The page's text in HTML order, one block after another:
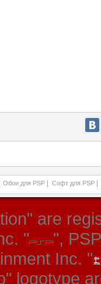
Обои для PSP Софт для PSP
are
"
",
Inc. "
logotype